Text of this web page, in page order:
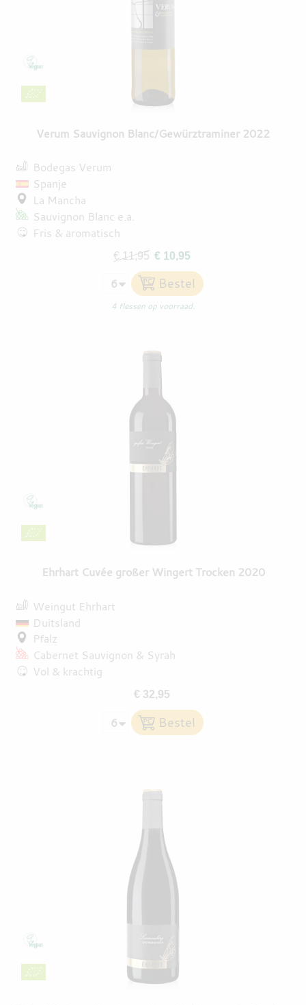
Verum Sauvignon Blanc/Gewürztraminer 2022
Bodegas Verum
Spanje
La Mancha
Sauvignon Blanc e.a.
Fris & aromatisch
€ 11,95 € 10,95
4 flessen op voorraad.
Ehrhart Cuvée großer Wingert Trocken 2020
Weingut Ehrhart
Duitsland
Pfalz
Cabernet Sauvignon
Syrah
Vol & krachtig
€ 32,95